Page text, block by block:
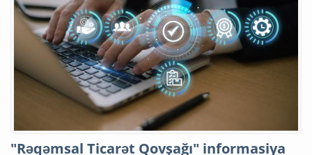
"Rəqəmsal Ticarət Qovşağı" informasiya